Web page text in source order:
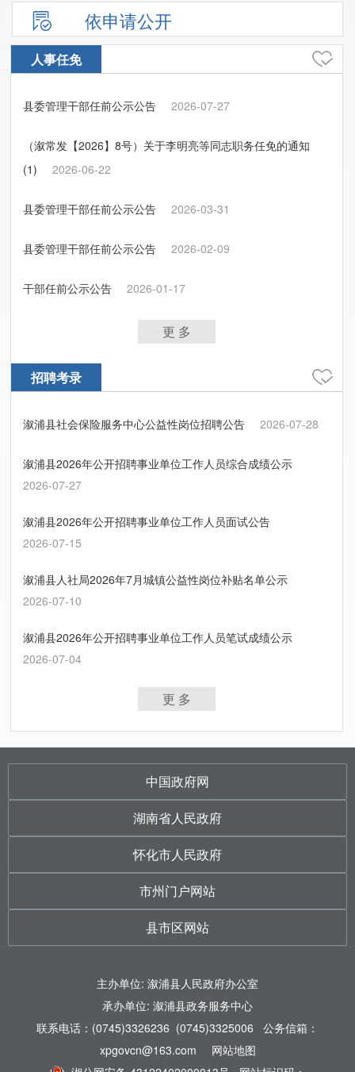
依申请公开
人事任免
县委管理干部任前公示公告 2026-07-27
（溆常发【2026】8号）关于李明亮等同志职务任免的通知
(1)
2026-06-22
县委管理干部任前公示公告 2026-03-31
县委管理干部任前公示公告 2026-02-09
干部任前公示公告 2026-01-17
更 多
招聘考录
溆浦县社会保险服务中心公益性岗位招聘公告 2026-07-28
溆浦县2026年公开招聘事业单位工作人员综合成绩公示
2026-07-27
溆浦县2026年公开招聘事业单位工作人员面试公告
2026-07-15
溆浦县人社局2026年7月城镇公益性岗位补贴名单公示
2026-07-10
溆浦县2026年公开招聘事业单位工作人员笔试成绩公示
2026-07-04
更 多
中国政府网
湖南省人民政府
怀化市人民政府
市州门户网站
县市区网站
主办单位: 溆浦县人民政府办公室
承办单位: 溆浦县政务服务中心
联系电话：(0745)3326236 (0745)3325006 公务信箱：
xpgovcn@163.com
网站地图